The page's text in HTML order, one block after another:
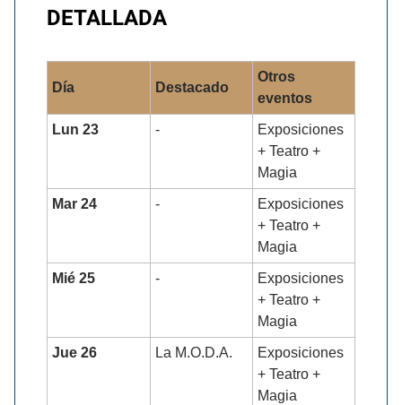
DETALLADA
Día Destacado
Otros
eventos
Lun 23 -
Exposiciones
+ Teatro +
Magia
Mar 24 -
Exposiciones
+ Teatro +
Magia
Mié 25 -
Exposiciones
+ Teatro +
Magia
Jue 26 La M.O.D.A.
Exposiciones
+ Teatro +
Magia